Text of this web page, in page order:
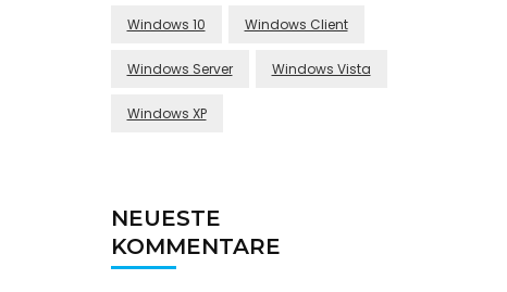
Windows 10 Windows Client
Windows Server Windows Vista
Windows XP
NEUESTE
KOMMENTARE